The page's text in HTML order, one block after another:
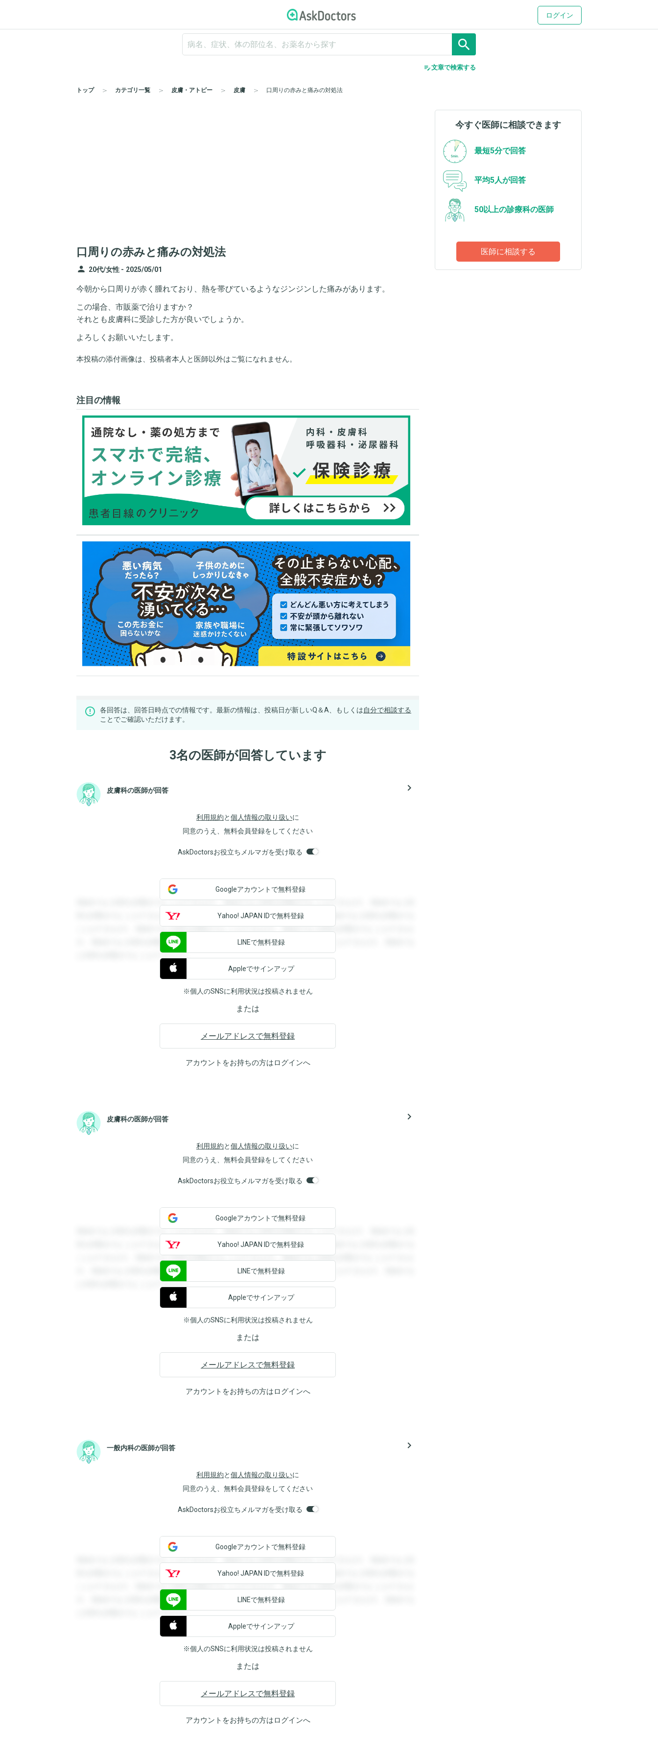
ログイン
search
edit_note文章で検索する
トップ カテゴリ一覧 皮膚・アトピー 皮膚 口周りの赤みと痛みの対処法
口周りの赤みと痛みの対処法
person 20代/女性 - 2025/05/01
今朝から口周りが赤く腫れており、熱を帯びているようなジンジンした痛みがあります。
この場合、市販薬で治りますか？
それとも皮膚科に受診した方が良いでしょうか。
よろしくお願いいたします。
本投稿の添付画像は、投稿者本人と医師以外はご覧になれません。
注目の情報
各回答は、回答日時点での情報です。最新の情報は、投稿日が新しいQ＆A、もしくは自分で相談する
ことでご確認いただけます。
3名の医師が回答しています
皮膚科の医師が回答 navigate_next
利用規約と個人情報の取り扱いに
同意のうえ、無料会員登録をしてください
AskDoctorsお役立ちメルマガを受け取る
登録すると回答を閲覧することができます。登録すると回答を閲覧することができます。登録すると回
答を閲覧することができます。登録すると回答を閲覧することができます。登録すると回答を閲覧する
ことができます。登録すると回答を閲覧することができます。登録すると回答を閲覧することができま
す。登録すると回答を閲覧することができます。登録すると回答を閲覧することができます。登録する
と回答を閲覧することができます。
Googleアカウントで無料登録
Yahoo! JAPAN IDで無料登録
LINEで無料登録
Appleでサインアップ
※個人のSNSに利用状況は投稿されません
または
メールアドレスで無料登録
アカウントをお持ちの方はログインへ
皮膚科の医師が回答 navigate_next
利用規約と個人情報の取り扱いに
同意のうえ、無料会員登録をしてください
AskDoctorsお役立ちメルマガを受け取る
登録すると回答を閲覧することができます。登録すると回答を閲覧することができます。登録すると回
答を閲覧することができます。登録すると回答を閲覧することができます。登録すると回答を閲覧する
ことができます。登録すると回答を閲覧することができます。登録すると回答を閲覧することができま
す。登録すると回答を閲覧することができます。登録すると回答を閲覧することができます。登録する
と回答を閲覧することができます。
Googleアカウントで無料登録
Yahoo! JAPAN IDで無料登録
LINEで無料登録
Appleでサインアップ
※個人のSNSに利用状況は投稿されません
または
メールアドレスで無料登録
アカウントをお持ちの方はログインへ
一般内科の医師が回答 navigate_next
利用規約と個人情報の取り扱いに
同意のうえ、無料会員登録をしてください
AskDoctorsお役立ちメルマガを受け取る
登録すると回答を閲覧することができます。登録すると回答を閲覧することができます。登録すると回
答を閲覧することができます。登録すると回答を閲覧することができます。登録すると回答を閲覧する
ことができます。登録すると回答を閲覧することができます。登録すると回答を閲覧することができま
す。登録すると回答を閲覧することができます。登録すると回答を閲覧することができます。登録する
と回答を閲覧することができます。
Googleアカウントで無料登録
Yahoo! JAPAN IDで無料登録
LINEで無料登録
Appleでサインアップ
※個人のSNSに利用状況は投稿されません
または
メールアドレスで無料登録
アカウントをお持ちの方はログインへ
今すぐ医師に相談できます
最短5分で回答
平均5人が回答
50以上の診療科の医師
医師に相談する